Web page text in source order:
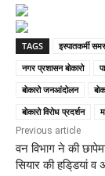
TAGS इस्पातकर्मी
नगर प्रशासन बोकारो
बोकारो जनआंदोलन
बोकारो विरोध प्रदर्शन
Previous article
वन विभाग ने की
सियार की हडि्डयां व